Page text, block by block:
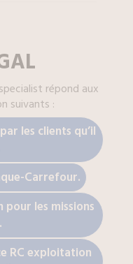
répond aux
suivants :
les clients qu’il
Carrefour.
pour les missions
RC exploitation